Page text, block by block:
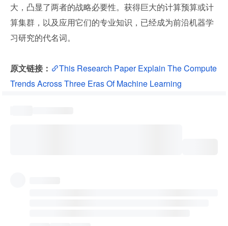
大，凸显了两者的战略必要性。获得巨大的计算预算或计
算集群，以及应用它们的专业知识，已经成为前沿机器学
习研究的代名词。
原文链接：
This Research Paper Explain The Compute
Trends Across Three Eras Of Machine Learning